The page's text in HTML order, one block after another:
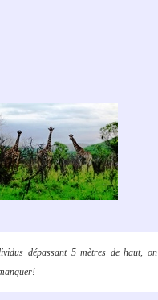
dépassant 5 mètres de haut, on